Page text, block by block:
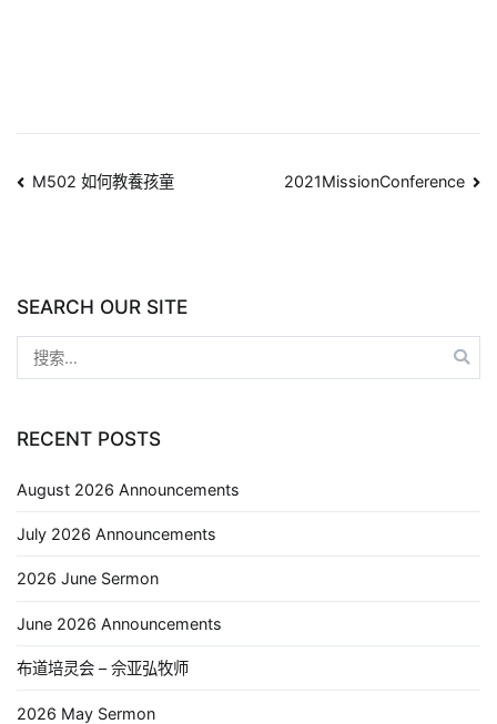
M502 如何教養孩童 2021MissionConference
SEARCH OUR SITE
RECENT POSTS
August 2026 Announcements
July 2026 Announcements
2026 June Sermon
June 2026 Announcements
布道培灵会 – 佘亚弘牧师
2026 May Sermon